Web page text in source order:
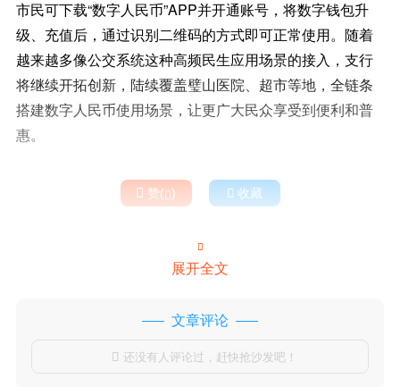
市民可下载“数字人民币”APP并开通账号，将数字钱包升
级、充值后，通过识别二维码的方式即可正常使用。随着
越来越多像公交系统这种高频民生应用场景的接入，支行
将继续开拓创新，陆续覆盖璧山医院、超市等地，全链条
搭建数字人民币使用场景，让更广大民众享受到便利和普
惠。
 赞()  收藏

展开全文
文章评论
 还没有人评论过，赶快抢沙发吧！